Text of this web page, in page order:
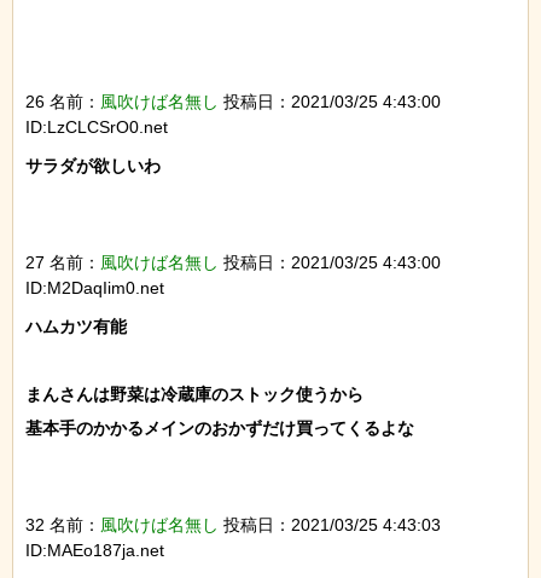
26 名前： 風吹けば名無し 投稿日：2021/03/25 4:43:00
ID:LzCLCSrO0.net
サラダが欲しいわ
27 名前： 風吹けば名無し 投稿日：2021/03/25 4:43:00
ID:M2DaqIim0.net
ハムカツ有能
まんさんは野菜は冷蔵庫のストック使うから
基本手のかかるメインのおかずだけ買ってくるよな
32 名前： 風吹けば名無し 投稿日：2021/03/25 4:43:03
ID:MAEo187ja.net